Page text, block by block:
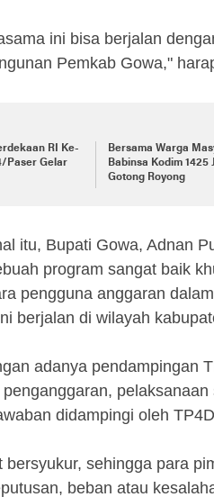
ini bisa berjalan
Pemkab Gowa,"
RI Ke-
Paser Gelar
Bersama Warga
Babinsa Kodim 1425
Gotong Royong
itu, Bupati Gowa, Adnan
program sangat baik
pengguna anggaran
berjalan di wilayah
adanya pendampingan
didampingi oleh
bersyukur, sehingga para
beban atau